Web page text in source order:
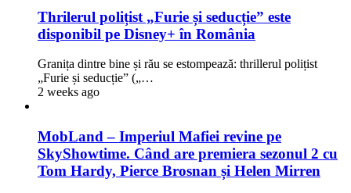
Thrilerul polițist „Furie și seducție” este
disponibil pe Disney+ în România
Granița dintre bine și rău se estompează: thrillerul polițist
„Furie și seducție” („…
2 weeks ago
MobLand – Imperiul Mafiei revine pe
SkyShowtime. Când are premiera sezonul 2 cu
Tom Hardy, Pierce Brosnan și Helen Mirren